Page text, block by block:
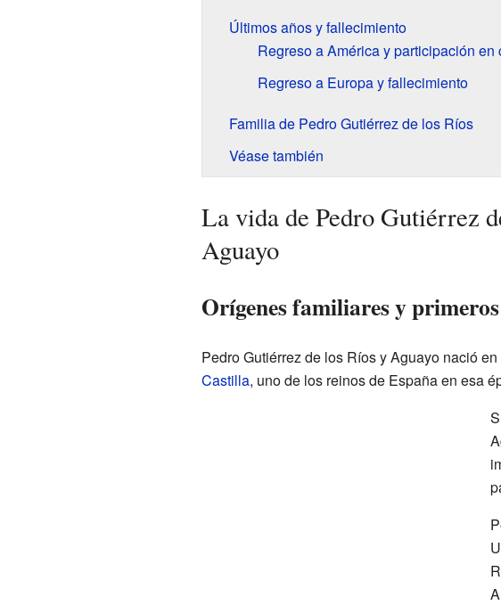
Últimos años y fallecimiento
Regreso a América y participación en
Regreso a Europa y fallecimiento
Familia de Pedro Gutiérrez de los Ríos
Véase también
La vida de Pedro Gutiérrez
Aguayo
Orígenes familiares y
Pedro Gutiérrez de los Ríos y Aguayo nació en
Castilla, uno de los reinos de España en esa